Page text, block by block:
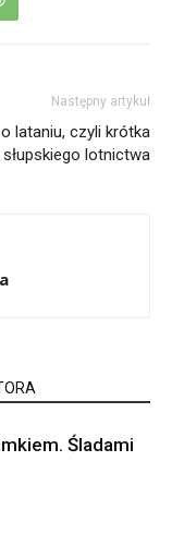
Następny artykuł
lataniu, czyli krótka
lotnictwa
Śladami